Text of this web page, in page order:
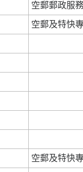
空郵郵政服
空郵及特快
空郵及特快